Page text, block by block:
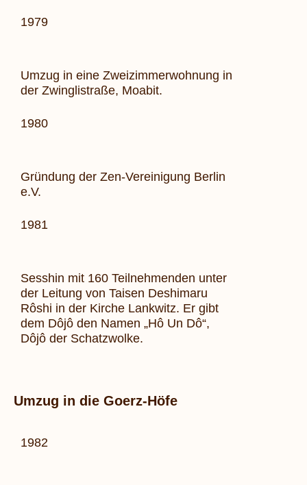
1979
Umzug in eine Zweizimmerwohnung in
der Zwinglistraße, Moabit.
1980
Gründung der Zen-Vereinigung Berlin
e.V.
1981
Sesshin mit 160 Teilnehmenden unter
der Leitung von Taisen Deshimaru
Rôshi in der Kirche Lankwitz. Er gibt
dem Dôjô den Namen „Hô Un Dô“,
Dôjô der Schatzwolke.
Umzug in die Goerz-Höfe
1982